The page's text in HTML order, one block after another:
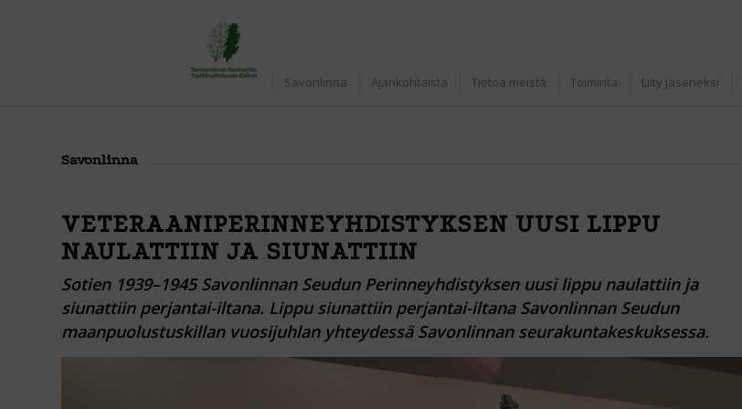
Savonlinna Ajankohtaista Tietoa meistä Toiminta Liity jäseneksi
Savonlinna
VETERAANIPERINNEYHDISTYKSEN UUSI LIPPU
NAULATTIIN JA SIUNATTIIN
Sotien 1939–1945 Savonlinnan Seudun Perinneyhdistyksen uusi lippu naulattiin ja
siunattiin perjantai-iltana. Lippu siunattiin perjantai-iltana Savonlinnan Seudun
maanpuolustuskillan vuosijuhlan yhteydessä Savonlinnan seurakuntakeskuksessa.